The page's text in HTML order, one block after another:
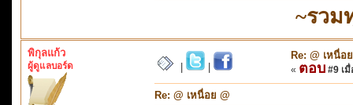
~รวม
พิกุลแก้ว
ผู้ดูแลบอร์ด
Re: @ เหนื่อ
« ตอบ #9 เมื่
Re: @ เหนื่อย @